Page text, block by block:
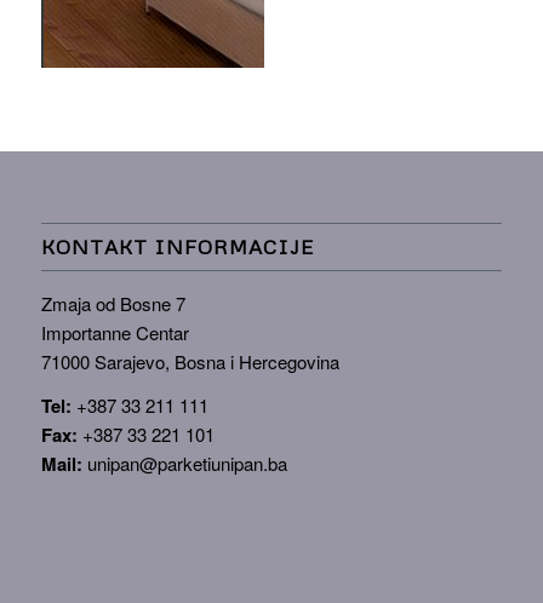
KONTAKT INFORMACIJE
Zmaja od Bosne 7
Importanne Centar
71000 Sarajevo, Bosna i Hercegovina
Tel: +387 33 211 111
Fax: +387 33 221 101
Mail: unipan@parketiunipan.ba